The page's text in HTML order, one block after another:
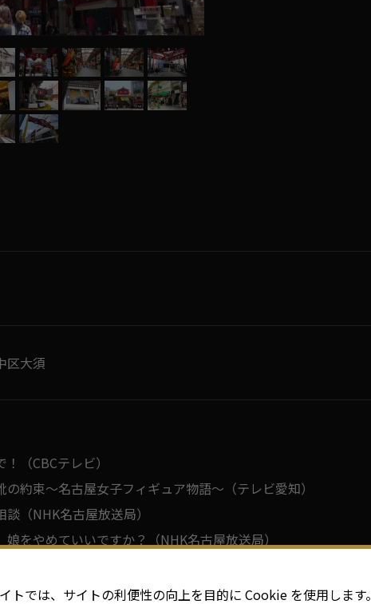
区大須
（CBCテレビ）
の約束～名古屋女子フィギュア物語～（テレビ愛知）
（NHK名古屋放送局）
娘をやめていいですか？（NHK名古屋放送局）
大須商店街（東海テレビ）
トでは、サイトの利便性の向上を目的に Cookie を使用します。